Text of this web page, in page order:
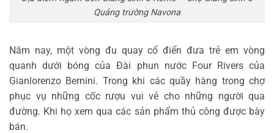
Quảng trường Navona
Năm nay, một vòng đu quay cổ điển đưa trẻ em vòng
quanh dưới bóng của Đài phun nước Four Rivers của
Gianlorenzo Bernini. Trong khi các quầy hàng trong chợ
phục vụ những cốc rượu vui vẻ cho những người qua
đường. Khi họ xem qua các sản phẩm thủ công được bày
bán.